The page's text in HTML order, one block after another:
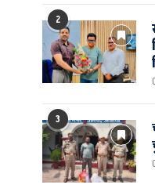
2
3